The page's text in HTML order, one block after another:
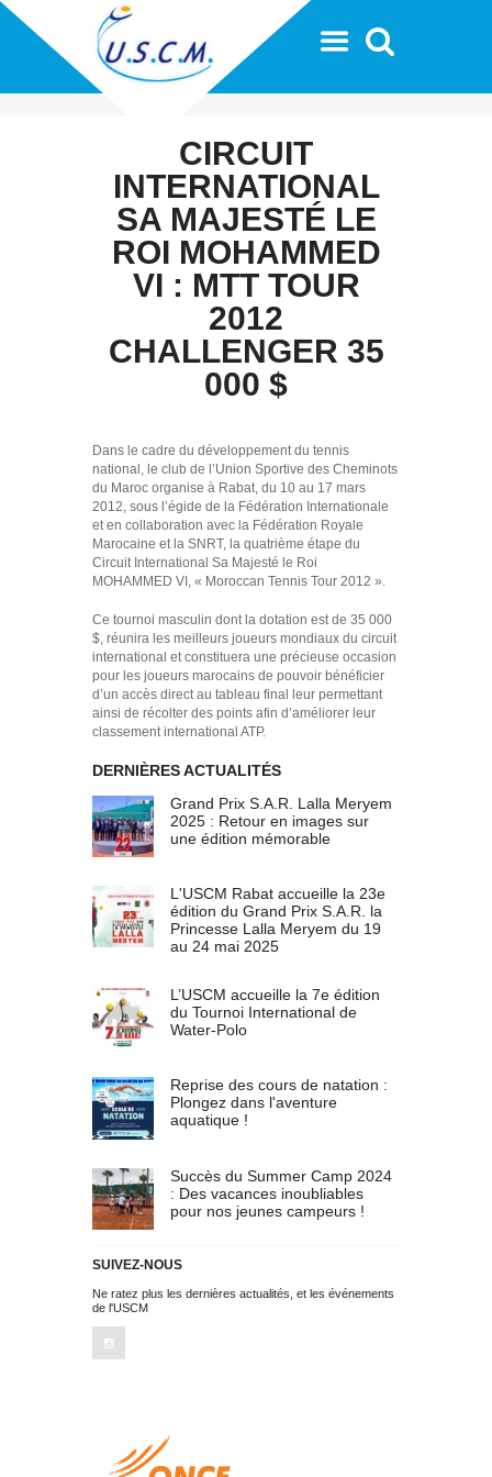
CIRCUIT
INTERNATIONAL
SA MAJESTÉ LE
ROI MOHAMMED
VI : MTT TOUR
2012
CHALLENGER 35
000 $
Dans le cadre du développement du tennis
national, le club de l’Union Sportive des Cheminots
du Maroc organise à Rabat, du 10 au 17 mars
2012, sous l’égide de la Fédération Internationale
et en collaboration avec la Fédération Royale
Marocaine et la SNRT, la quatrième étape du
Circuit International Sa Majesté le Roi
MOHAMMED VI, « Moroccan Tennis Tour 2012 ».
Ce tournoi masculin dont la dotation est de 35 000
$, réunira les meilleurs joueurs mondiaux du circuit
international et constituera une précieuse occasion
pour les joueurs marocains de pouvoir bénéficier
d’un accès direct au tableau final leur permettant
ainsi de récolter des points afin d’améliorer leur
classement international ATP.
DERNIÈRES ACTUALITÉS
Grand Prix S.A.R. Lalla Meryem
2025 : Retour en images sur
une édition mémorable
L'USCM Rabat accueille la 23e
édition du Grand Prix S.A.R. la
Princesse Lalla Meryem du 19
au 24 mai 2025
L’USCM accueille la 7e édition
du Tournoi International de
Water-Polo
Reprise des cours de natation :
Plongez dans l'aventure
aquatique !
Succès du Summer Camp 2024
: Des vacances inoubliables
pour nos jeunes campeurs !
SUIVEZ-NOUS
Ne ratez plus les dernières actualités, et les événements
de l'USCM